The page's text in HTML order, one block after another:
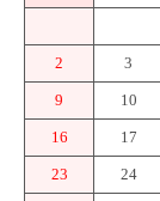
2 3
9 10
16 17
23 24